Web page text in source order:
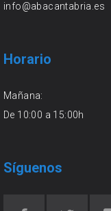
info@abacantabria.es
Horario
Mañana:
De 10:00 a 15:00h
Síguenos